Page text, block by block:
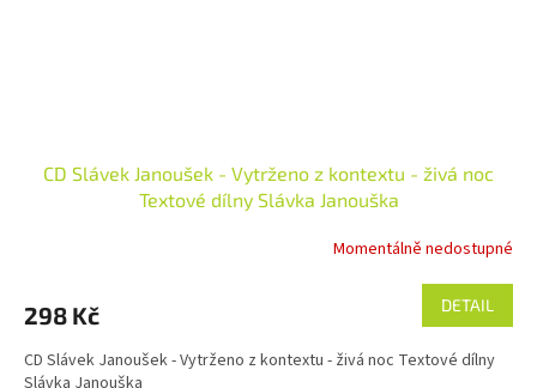
CD Slávek Janoušek - Vytrženo z kontextu - živá noc
Textové dílny Slávka Janouška
Momentálně nedostupné
298 Kč DETAIL
CD Slávek Janoušek - Vytrženo z kontextu - živá noc Textové dílny